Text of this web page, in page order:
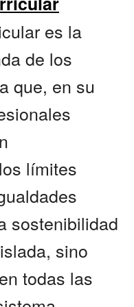
es la
de los
que, en su
límites
sostenibilidad
sino
todas las